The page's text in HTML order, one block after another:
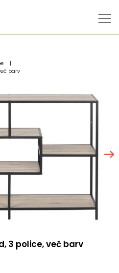
|
barv
3 police, več barv